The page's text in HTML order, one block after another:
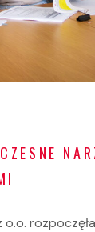
o.o.